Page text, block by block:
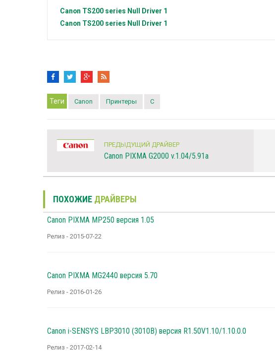
Canon TS200 series Null Driver 1
Canon TS200 series Null Driver 1
Теги Canon Принтеры C
ПРЕДЫДУЩИЙ ДРАЙВЕР
Canon PIXMA G2000 v.1.04/5.91a
ПОХОЖИЕ ДРАЙВЕРЫ
Canon PIXMA MP250 версия 1.05
Релиз - 2015-07-22
Canon PIXMA MG2440 версия 5.70
Релиз - 2016-01-26
Canon i-SENSYS LBP3010 (3010B) версия R1.50V1.10/1.10.0.0
Релиз - 2017-02-14